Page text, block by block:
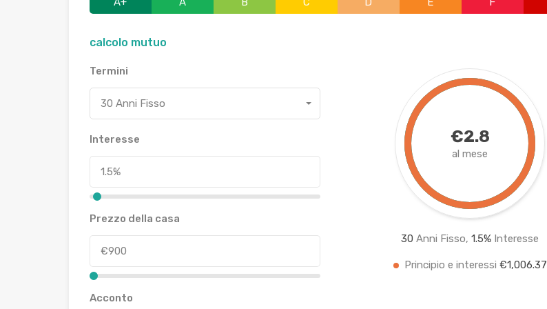
calcolo mutuo
Termini
30 Anni Fisso
Interesse
Prezzo della casa
Acconto
€2.8
al mese
30 Anni Fisso,1.5% Interesse
Principio e interessi €1,006.37